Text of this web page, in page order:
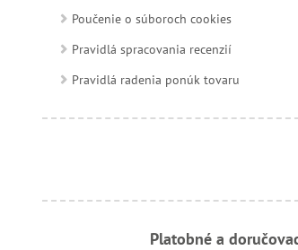
Poučenie o súboroch cookies
Pravidlá spracovania recenzií
Pravidlá radenia ponúk tovaru
Platobné a